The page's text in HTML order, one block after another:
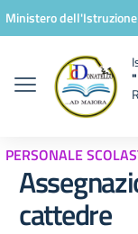
Vai ai contenuti
Vai al menu di
Vai al footer
Ministero
PERSONALE
cattedre